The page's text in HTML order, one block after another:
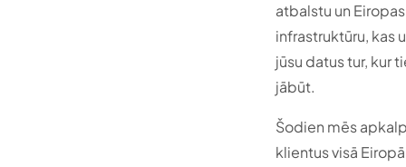
atbalstu un Eiropas
infrastruktūru, kas
jūsu datus tur, kur
jābūt.
Šodien mēs
klientus visā